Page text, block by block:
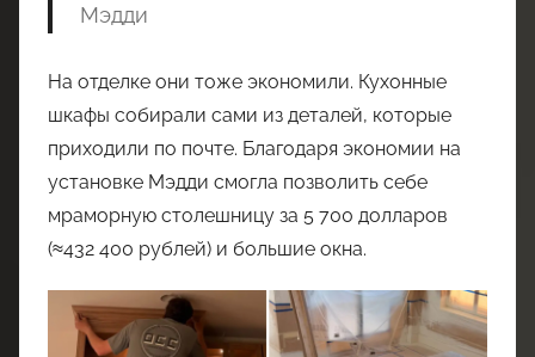
Мэдди
На отделке они тоже экономили. Кухонные
шкафы собирали сами из деталей, которые
приходили по почте. Благодаря экономии на
установке Мэдди смогла позволить себе
мраморную столешницу за 5 700 долларов
(≈432 400 рублей) и большие окна.